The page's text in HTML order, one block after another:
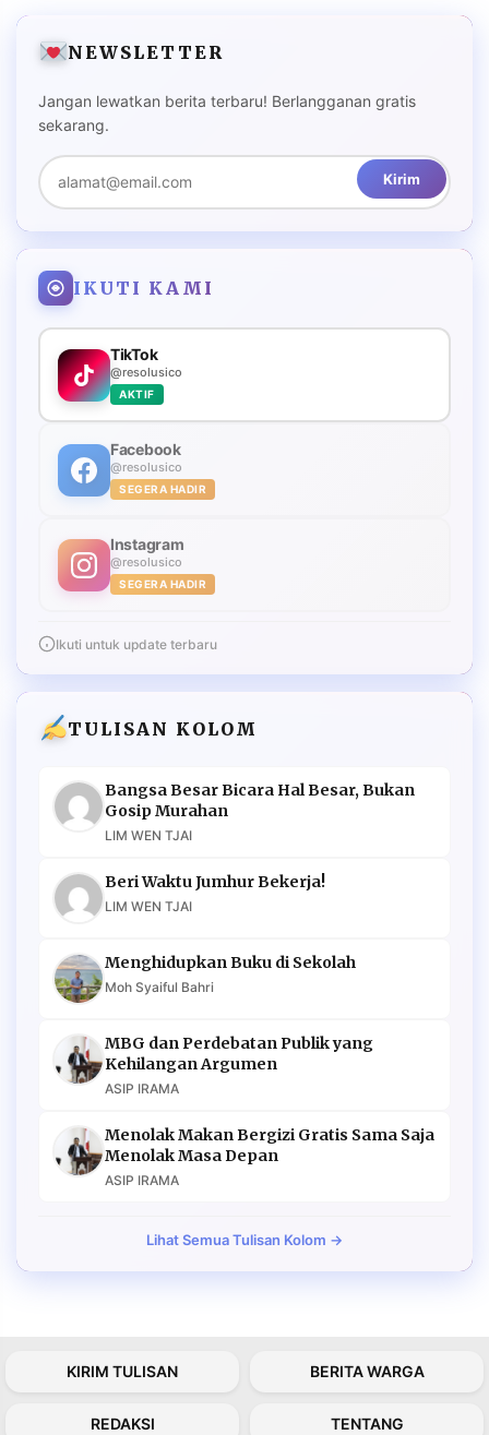
NEWSLETTER
Jangan lewatkan berita terbaru! Berlangganan gratis
sekarang.
Kirim
IKUTI KAMI
TikTok
@resolusico
AKTIF
Facebook
@resolusico
SEGERA HADIR
Instagram
@resolusico
SEGERA HADIR
Ikuti untuk update terbaru
TULISAN KOLOM
Bangsa Besar Bicara Hal Besar, Bukan
Gosip Murahan
LIM WEN TJAI
Beri Waktu Jumhur Bekerja!
LIM WEN TJAI
Menghidupkan Buku di Sekolah
Moh Syaiful Bahri
MBG dan Perdebatan Publik yang
Kehilangan Argumen
ASIP IRAMA
Menolak Makan Bergizi Gratis Sama Saja
Menolak Masa Depan
ASIP IRAMA
Lihat Semua Tulisan Kolom →
KIRIM TULISAN BERITA WARGA
REDAKSI TENTANG